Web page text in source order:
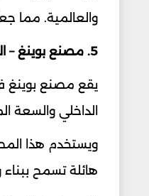
والعالمية. مما
5. مصنع بوينغ – الولايات المتحدة
يقع مصنع بوينغ
الداخلي والسعة
ويستخدم هذا
هائلة تسمح